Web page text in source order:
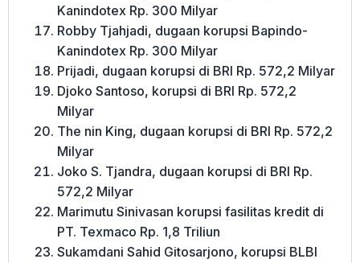
Kanindotex Rp. 300 Milyar
Robby Tjahjadi, dugaan korupsi Bapindo-
Kanindotex Rp. 300 Milyar
Prijadi, dugaan korupsi di BRI Rp. 572,2 Milyar
Djoko Santoso, korupsi di BRI Rp. 572,2
Milyar
The nin King, dugaan korupsi di BRI Rp. 572,2
Milyar
Joko S. Tjandra, dugaan korupsi di BRI Rp.
572,2 Milyar
Marimutu Sinivasan korupsi fasilitas kredit di
PT. Texmaco Rp. 1,8 Triliun
Sukamdani Sahid Gitosarjono, korupsi BLBI